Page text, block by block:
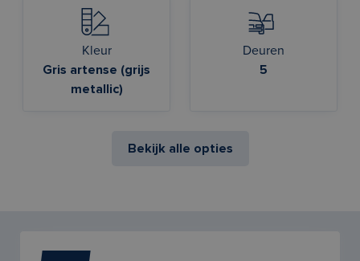
Kleur
Gris artense (grijs
metallic)
Deuren
5
Bekijk alle opties